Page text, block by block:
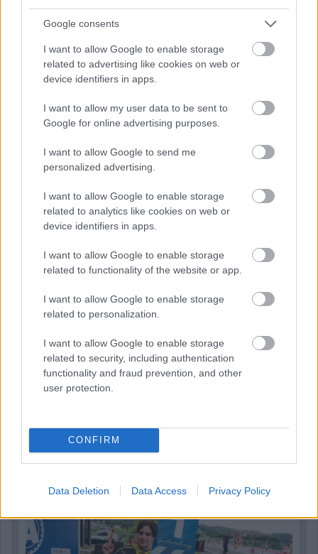
Google consents
I want to allow Google to enable storage
related to advertising like cookies on web or
device identifiers in apps.
I want to allow my user data to be sent to
Google for online advertising purposes.
I want to allow Google to send me
personalized advertising.
I want to allow Google to enable storage
related to analytics like cookies on web or
device identifiers in apps.
I want to allow Google to enable storage
related to functionality of the website or app.
I want to allow Google to enable storage
related to personalization.
I want to allow Google to enable storage
related to security, including authentication
functionality and fraud prevention, and other
user protection.
CONFIRM
Data Deletion Data Access Privacy Policy
1 napja
Az F1-es Német Nagydíj „mindenképpen megvalósul”
Domenicali szerint
1 napja
„Jó látni, hogy közel az álom” – Camara az F1-es
pletykákról